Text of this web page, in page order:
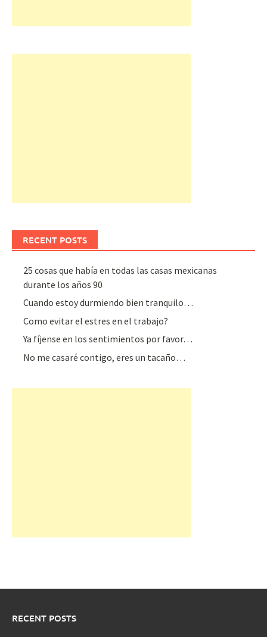
RECENT POSTS
25 cosas que había en todas las casas mexicanas
durante los años 90
Cuando estoy durmiendo bien tranquilo…
Como evitar el estres en el trabajo?
Ya fíjense en los sentimientos por favor…
No me casaré contigo, eres un tacaño…
RECENT POSTS